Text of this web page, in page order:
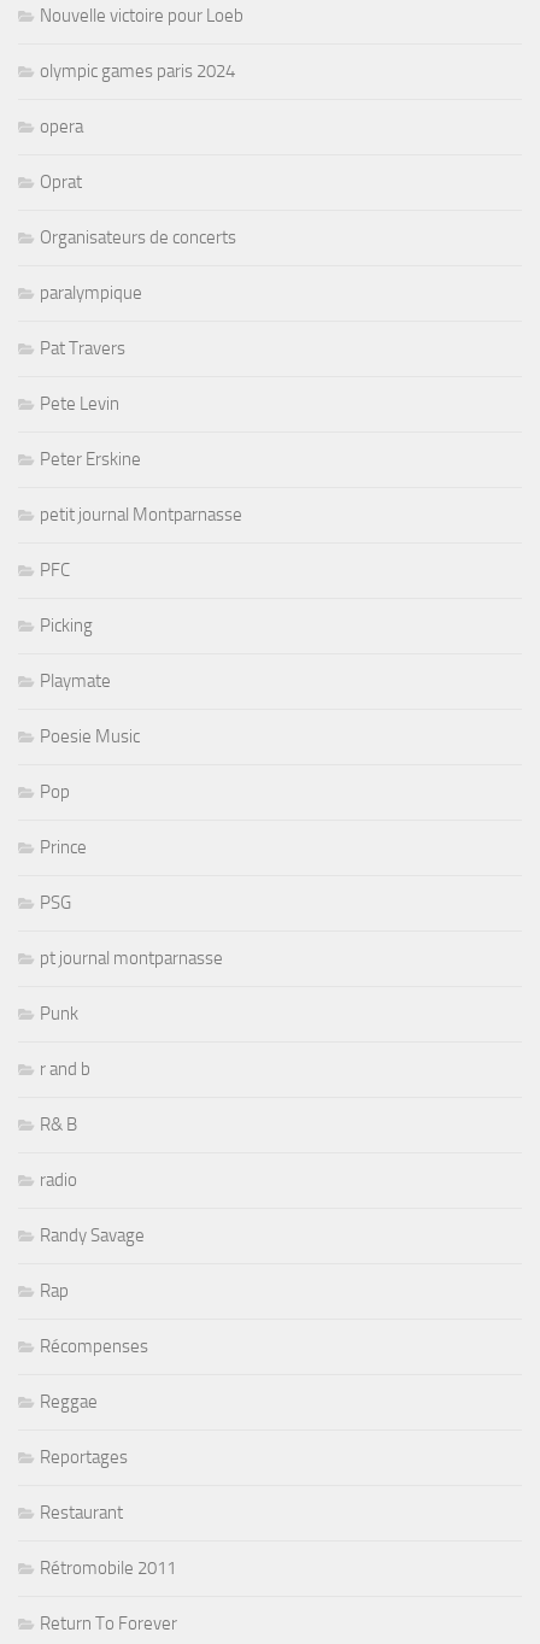
Nouvelle victoire pour Loeb
olympic games paris 2024
opera
Oprat
Organisateurs de concerts
paralympique
Pat Travers
Pete Levin
Peter Erskine
petit journal Montparnasse
PFC
Picking
Playmate
Poesie Music
Pop
Prince
PSG
pt journal montparnasse
Punk
r and b
R& B
radio
Randy Savage
Rap
Récompenses
Reggae
Reportages
Restaurant
Rétromobile 2011
Return To Forever